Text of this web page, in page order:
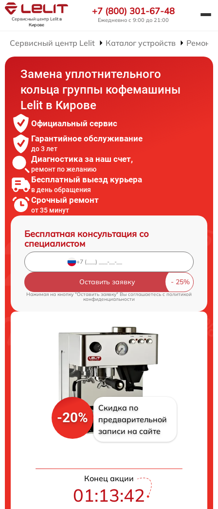
Сервисный центр Lelitв
Кирове
+7 (800) 301-67-48
Ежедневно с 9:00 до 21:00
Сервисный центр Lelit Каталог устройств
Замена уплотнительного
кольца группы кофемашины
Lelit в Кирове
Официальный сервис
Гарантийное обслуживание
до 3 лет
Диагностика за наш счет,
ремонт по желанию
Бесплатный выезд курьера
в день обращения
Срочный ремонт
от 35 минут
Бесплатная консультация со
специалистом
Оставить заявку
Нажимая на кнопку "Оставить заявку" Вы соглашаетесь cполитикой
конфиденциальности
-20%
Скидка по
предварительной
записи на сайте
Конец акции
01:13:41